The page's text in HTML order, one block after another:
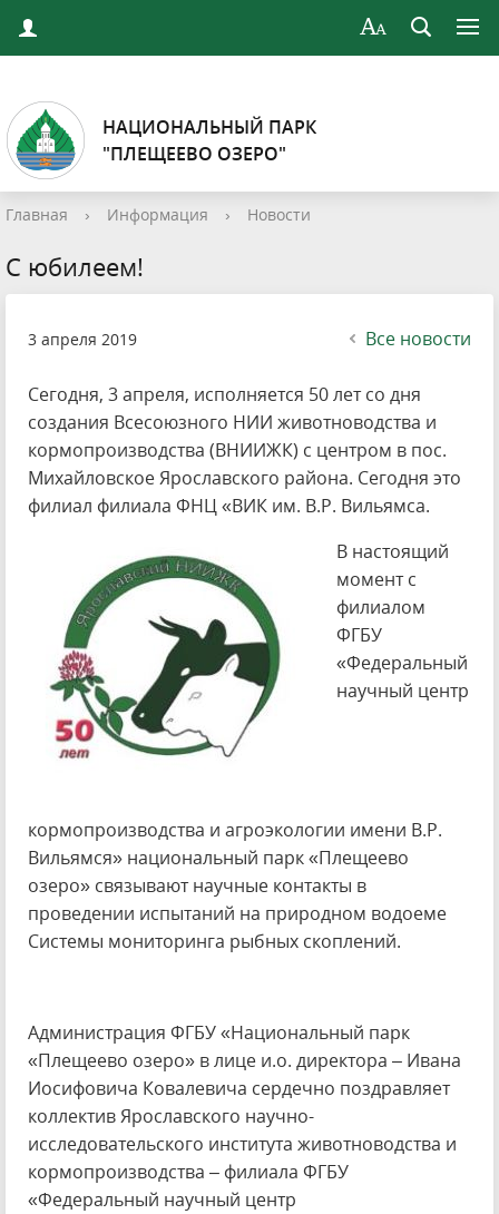
НАЦИОНАЛЬНЫЙ ПАРК
"ПЛЕЩЕЕВО ОЗЕРО"
Главная › Информация › Новости
С юбилеем!
3 апреля 2019 Все новости
Сегодня, 3 апреля, исполняется 50 лет со дня
создания Всесоюзного НИИ животноводства и
кормопроизводства (ВНИИЖК) с центром в пос.
Михайловское Ярославского района. Сегодня это
филиал филиала ФНЦ «ВИК им. В.Р. Вильямса.
В настоящий
момент с
филиалом
ФГБУ
«Федеральный
научный центр
кормопроизводства и агроэкологии имени В.Р.
Вильямся» национальный парк «Плещеево
озеро» связывают научные контакты в
проведении испытаний на природном водоеме
Системы мониторинга рыбных скоплений.
Администрация ФГБУ «Национальный парк
«Плещеево озеро» в лице и.о. директора – Ивана
Иосифовича Ковалевича сердечно поздравляет
коллектив Ярославского научно-
исследовательского института животноводства и
кормопроизводства – филиала ФГБУ
«Федеральный научный центр